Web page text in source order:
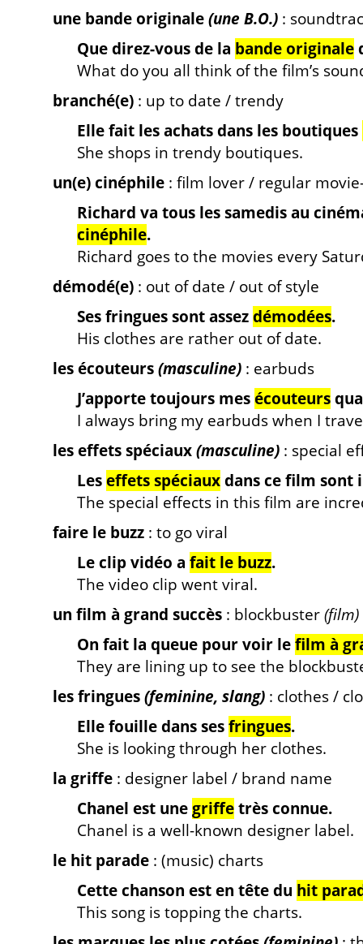
une bande originale(une B.O.) :
Que direz-vous de la bande originale
What do you all think of the film’s
branché(e) : up to date / trendy
Elle fait les achats dans les boutiques
She shops in trendy boutiques.
un(e) cinéphile : film lover / regular
Richard va tous les samedis au
cinéphile.
Richard goes to the movies every
démodé(e) : out of date / out of style
Ses fringues sont assezdémodées.
His clothes are rather out of date.
les écouteurs(masculine) : earbuds
J’apporte toujours mesécouteurs
I always bring my earbuds when I
les effets spéciaux(masculine) : special
Leseffets spéciauxdans ce film sont
The special effects in this film are
faire le buzz : to go viral
Le clip vidéo a fait le buzz.
The video clip went viral.
un film à grand succès : blockbuster(film)
On fait la queue pour voir lefilm à
They are lining up to see the
les fringues(feminine, slang) : clothes /
Elle fouille dans sesfringues.
She is looking through her clothes.
la griffe : designer label / brand name
Chanel est unegriffetrès connue.
Chanel is a well-known designer label.
le hit parade : (music) charts
Cette chanson est en tête du hit
This song is topping the charts.